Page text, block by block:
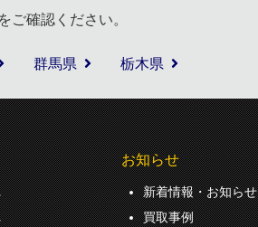
をご確認ください。
群馬県 栃木県
お知らせ
新着情報・お知らせ
買取事例